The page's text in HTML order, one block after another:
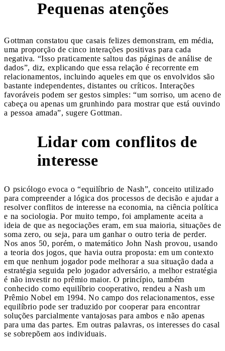
Pequenas atenções
Gottman constatou que casais felizes demonstram, em média,
uma proporção de cinco interações positivas para cada
negativa. “Isso praticamente saltou das páginas de análise de
dados”, diz, explicando que essa relação é recorrente em
relacionamentos, incluindo aqueles em que os envolvidos são
bastante independentes, distantes ou críticos. Interações
favoráveis podem ser gestos simples: “um sorriso, um aceno de
cabeça ou apenas um grunhindo para mostrar que está ouvindo
a pessoa amada”, sugere Gottman.
Lidar com conflitos de
interesse
O psicólogo evoca o “equilíbrio de Nash”, conceito utilizado
para compreender a lógica dos processos de decisão e ajudar a
resolver conflitos de interesse na economia, na ciência política
e na sociologia. Por muito tempo, foi amplamente aceita a
ideia de que as negociações eram, em sua maioria, situações de
soma zero, ou seja, para um ganhar o outro teria de perder.
Nos anos 50, porém, o matemático John Nash provou, usando
a teoria dos jogos, que havia outra proposta: em um contexto
em que nenhum jogador pode melhorar a sua situação dada a
estratégia seguida pelo jogador adversário, a melhor estratégia
é não investir no prêmio maior. O princípio, também
conhecido como equilíbrio cooperativo, rendeu a Nash um
Prêmio Nobel em 1994. No campo dos relacionamentos, esse
equilíbrio pode ser traduzido por cooperar para encontrar
soluções parcialmente vantajosas para ambos e não apenas
para uma das partes. Em outras palavras, os interesses do casal
se sobrepõem aos individuais.